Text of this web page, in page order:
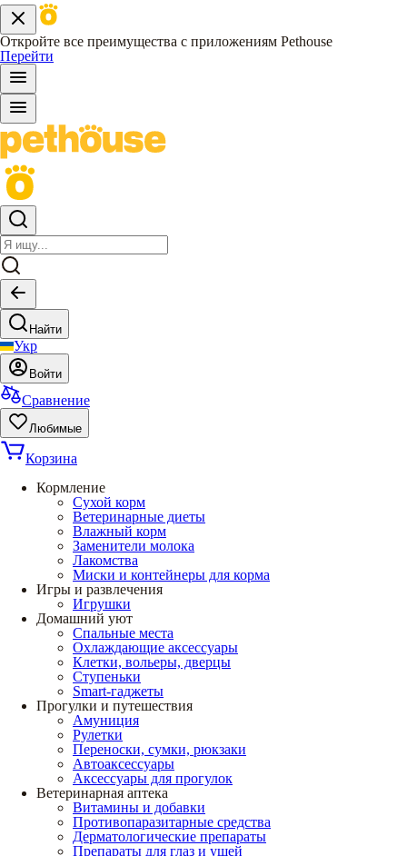
Откройте все преимущества с приложениям Pethouse
Перейти
Найти
Укр
Войти
Сравнение
Любимые
Корзина
Кормление
Сухой корм
Ветеринарные диеты
Влажный корм
Заменители молока
Лакомства
Миски и контейнеры для корма
Игры и развлечения
Игрушки
Домашний уют
Спальные места
Охлаждающие аксессуары
Клетки, вольеры, дверцы
Ступеньки
Smart-гаджеты
Прогулки и путешествия
Амуниция
Рулетки
Переноски, сумки, рюкзаки
Автоаксессуары
Аксессуары для прогулок
Ветеринарная аптека
Витамины и добавки
Противопаразитарные средства
Дерматологические препараты
Препараты для глаз и ушей